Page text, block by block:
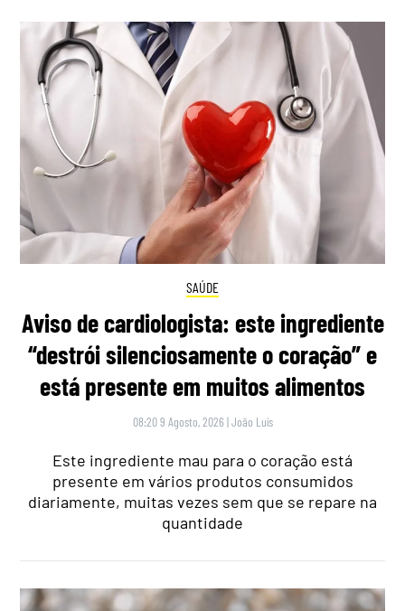
SAÚDE
Aviso de cardiologista: este ingrediente
“destrói silenciosamente o coração” e
está presente em muitos alimentos
08:20 9 Agosto, 2026 |João Luís
Este ingrediente mau para o coração está
presente em vários produtos consumidos
diariamente, muitas vezes sem que se repare na
quantidade